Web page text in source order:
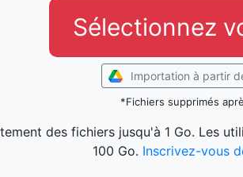
Sélectionnez
Importation à partir
*Fichiers supprimés
des fichiers jusqu'à 1 Go. Les
100 Go. Inscrivez-vous